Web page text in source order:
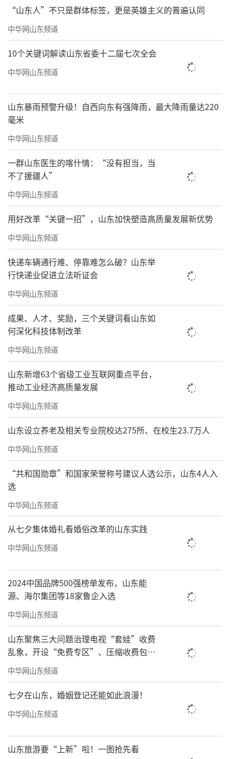
查工作，重点核查急救药品与设备配备、消防
通道畅通、监控系统运行、用水用电安全及值
班制度落实情况。对检查中发现的问题和潜在
风险，王国军当场提出整改意见，明确整改责
任制，强化隐患排查治理。
2月20日正月初四，泰安市中心医院党委委
员、副院长魏光明带队先后来到门诊、急诊、
住院病房等医疗服务区域，以及消防中控室、
制氧中心、供电中心、安检入口等后勤保障重
点区域开展巡查工作。魏光明详细了解节日期
间门急诊量、患者收治及人员排班情况，重点
关注急诊绿色通道畅通情况与急救力量配备，
叮嘱医护人员坚守岗位、规范诊疗，全力保障
群众节日就医需求，严把入口安全关，全面防
“山东人”不只是群体标签，更是英雄主义的普遍认同
中华网山东频道
10个关键词解读山东省委十二届七次全会
中华网山东频道
山东暴雨预警升级！自西向东有强降雨，最大降雨量达220
毫米
中华网山东频道
一群山东医生的喀什情：“没有担当，当
不了援疆人”
中华网山东频道
用好改革“关键一招”，山东加快塑造高质量发展新优势
中华网山东频道
快递车辆通行难、停靠难怎么破？山东举
行快递业促进立法听证会
中华网山东频道
成果、人才、奖励，三个关键词看山东如
何深化科技体制改革
中华网山东频道
山东新增63个省级工业互联网重点平台，
推动工业经济高质量发展
中华网山东频道
山东设立养老及相关专业院校达275所、在校生23.7万人
中华网山东频道
“共和国勋章”和国家荣誉称号建议人选公示，山东4人入
选
中华网山东频道
从七夕集体婚礼看婚俗改革的山东实践
中华网山东频道
2024中国品牌500强榜单发布，山东能
源、海尔集团等18家鲁企入选
中华网山东频道
山东聚焦三大问题治理电视“套娃”收费
乱象，开设“免费专区”、压缩收费包比
例70%以上
中华网山东频道
七夕在山东，婚姻登记还能如此浪漫！
中华网山东频道
山东旅游要“上新”啦！一图抢先看